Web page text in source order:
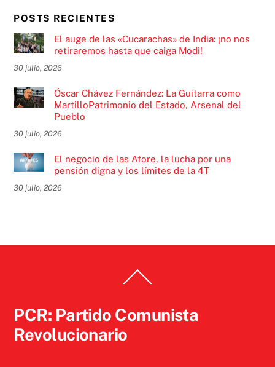
POSTS RECIENTES
El auge de las «Cucarachas» de India: ¡no nos
retiraremos hasta que caiga Modi!
30 julio, 2026
Óscar Chávez Fernández: La Guitarra como
MartilloPatrimonio del Estado, Arsenal del
Pueblo
30 julio, 2026
El negocio de las Afore, la lucha por una
pensión digna y los límites de la 4T
30 julio, 2026
To
PCR: Partido Comunista
Revolucionario